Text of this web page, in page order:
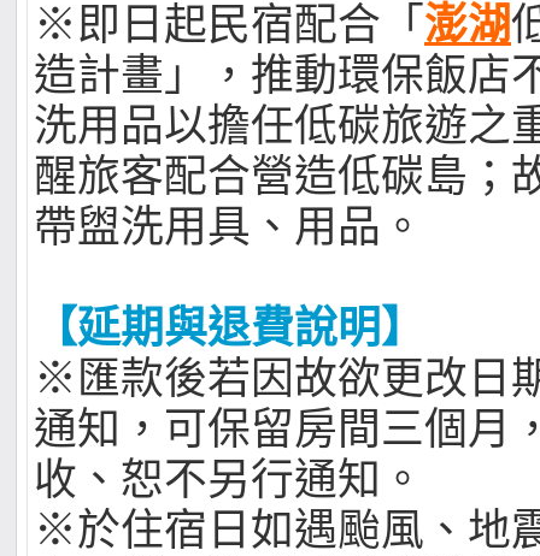
※即日起民宿配合「 澎湖
造計畫」，推動環保飯店
洗用品以擔任低碳旅遊之
醒旅客配合營造低碳島；
帶盥洗用具、用品。
【延期與退費說明】
※匯款後若因故欲更改日
通知，可保留房間三個月
收、恕不另行通知。
※於住宿日如遇颱風、地